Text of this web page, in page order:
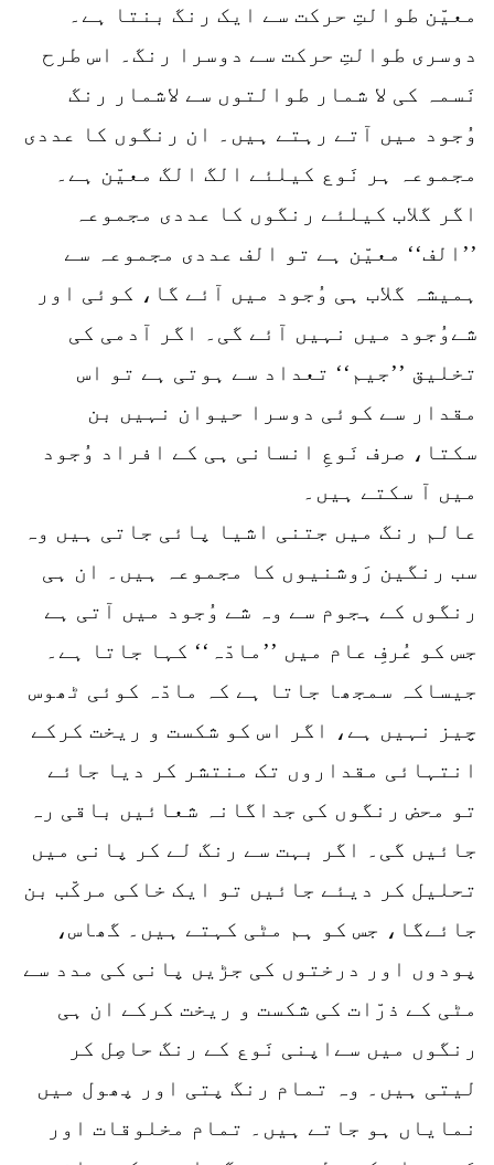
معیّن طوالتِ حرکت سے ایک رنگ بنتا ہے۔
دوسری طوالتِ حرکت سے دوسرا رنگ۔ اس طرح
نَسمہ کی لا شمار طوالتوں سے لاشمار رنگ
وُجود میں آتے رہتے ہیں۔ ان رنگوں کا عددی
مجموعہ ہر نَوع کیلئے الگ الگ معیّن ہے۔
اگر گلاب کیلئے رنگوں کا عددی مجموعہ
’’الف‘‘ معیّن ہے تو الف عددی مجموعہ سے
ہمیشہ گلاب ہی وُجود میں آئے گا، کوئی اور
شےوُجود میں نہیں آئے گی۔ اگر آدمی کی
تخلیق ’’جیم‘‘ تعداد سے ہوتی ہے تو اس
مقدار سے کوئی دوسرا حیوان نہیں بن
سکتا، صرف نَوعِ انسانی ہی کے افراد وُجود
میں آ سکتے ہیں۔
عالم رنگ میں جتنی اشیا پائی جاتی ہیں وہ
سب رنگین رَوشنیوں کا مجموعہ ہیں۔ ان ہی
رنگوں کے ہجوم سے وہ شے وُجود میں آتی ہے
جس کو عُرفِ عام میں ’’مادّہ‘‘ کہا جاتا ہے۔
جیساکہ سمجھا جاتا ہے کہ مادّہ کوئی ٹھوس
چیز نہیں ہے، اگر اس کو شکست و ریخت کرکے
انتہائی مقداروں تک منتشر کر دیا جائے
تو محض رنگوں کی جداگانہ شعائیں باقی رہ
جائیں گی۔ اگر بہت سے رنگ لے کر پانی میں
تحلیل کر دیئے جائیں تو ایک خاکی مرکّب بن
جائےگا، جس کو ہم مٹی کہتے ہیں۔ گھاس،
پودوں اور درختوں کی جڑیں پانی کی مدد سے
مٹی کے ذرّات کی شکست و ریخت کرکے ان ہی
رنگوں میں سےاپنی نَوع کے رنگ حاصِل کر
لیتی ہیں۔ وہ تمام رنگ پتی اور پھول میں
نمایاں ہو جاتے ہیں۔ تمام مخلوقات اور